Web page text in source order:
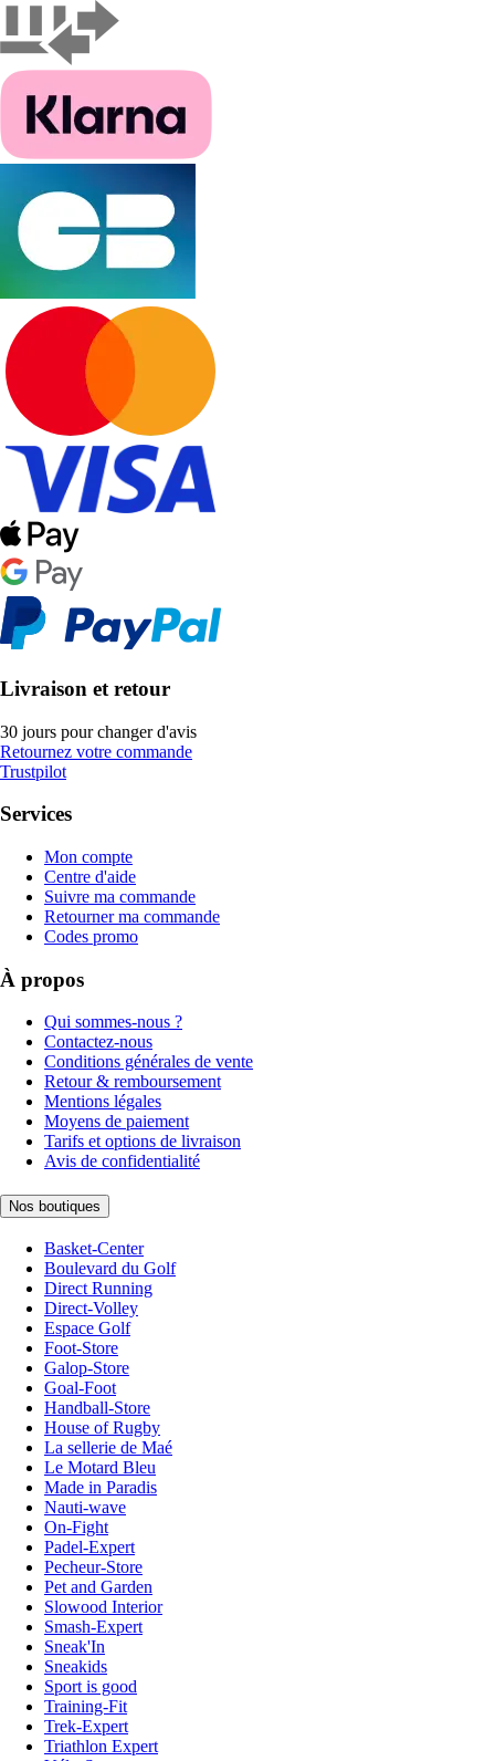
Livraison et retour
30 jours pour changer d'avis
Retournez votre commande
Trustpilot
Services
Mon compte
Centre d'aide
Suivre ma commande
Retourner ma commande
Codes promo
À propos
Qui sommes-nous ?
Contactez-nous
Conditions générales de vente
Retour & remboursement
Mentions légales
Moyens de paiement
Tarifs et options de livraison
Avis de confidentialité
Nos boutiques
Basket-Center
Boulevard du Golf
Direct Running
Direct-Volley
Espace Golf
Foot-Store
Galop-Store
Goal-Foot
Handball-Store
House of Rugby
La sellerie de Maé
Le Motard Bleu
Made in Paradis
Nauti-wave
On-Fight
Padel-Expert
Pecheur-Store
Pet and Garden
Slowood Interior
Smash-Expert
Sneak'In
Sneakids
Sport is good
Training-Fit
Trek-Expert
Triathlon Expert